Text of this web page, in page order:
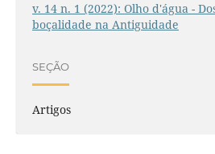
v. 14 n. 1 (2022): Olho d'água -
boçalidade na Antiguidade
SEÇÃO
Artigos